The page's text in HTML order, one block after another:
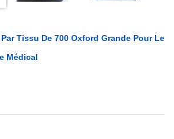
Tissu De 700 Oxford Grande Pour Le
Médical